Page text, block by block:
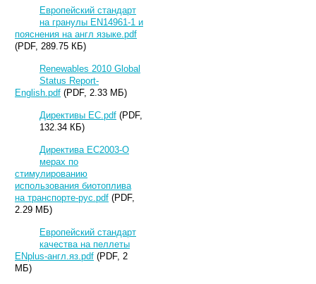
Европейский стандарт
на гранулы EN14961-1 и
пояснения на англ языке.pdf
(PDF, 289.75 КБ)
Renewables 2010 Global
Status Report-
English.pdf (PDF, 2.33 МБ)
Директивы ЕС.pdf (PDF,
132.34 КБ)
Директива ЕС2003-О
мерах по
стимулированию
использования биотоплива
на транспорте-рус.pdf (PDF,
2.29 МБ)
Европейский стандарт
качества на пеллеты
ENplus-англ.яз.pdf (PDF, 2
МБ)